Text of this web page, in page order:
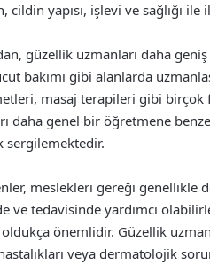
cildin yapısı, işlevi ve sağlığı
güzellik uzmanları daha
bakımı gibi alanlarda
masaj terapileri gibi birçok
daha genel bir öğretmene
sergilemektedir.
meslekleri gereği genellikle
ve tedavisinde yardımcı
önemlidir. Güzellik
veya dermatolojik